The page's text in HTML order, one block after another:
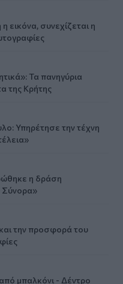
εικόνα, συνεχίζεται η
Τα πανηγύρια
της Κρήτης
Υπηρέτησε την τέχνη
η δράση
Σύνορα»
την προσφορά του
μπαλκόνι - Δέντρο